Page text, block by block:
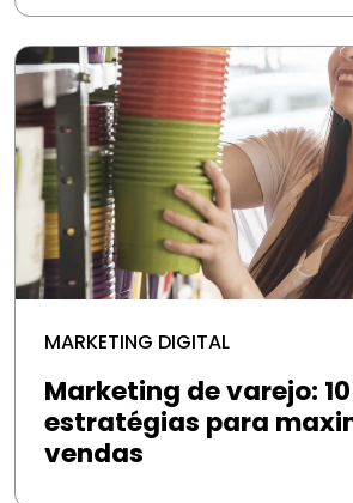
MARKETING DIGITAL
Marketing de varejo: 10
estratégias para
vendas